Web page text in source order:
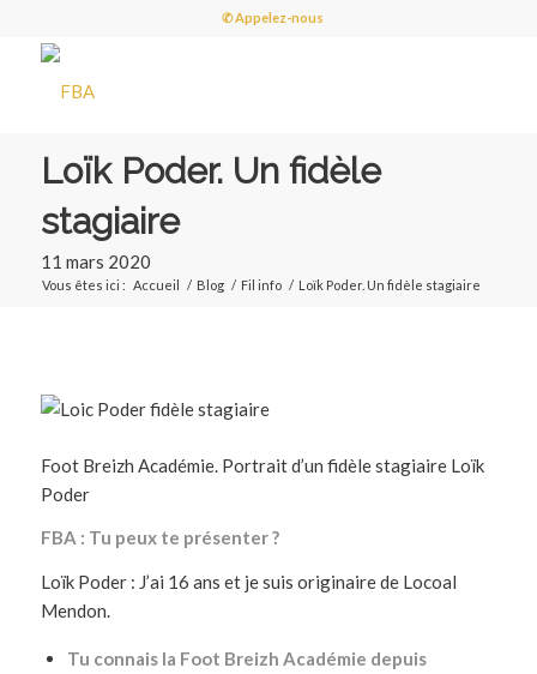
✆ Appelez-nous
Loïk Poder. Un fidèle
stagiaire
11 mars 2020
Vous êtes ici : Accueil / Blog / Fil info / Loïk Poder. Un fidèle stagiaire
Foot Breizh Académie. Portrait d’un fidèle stagiaire Loïk
Poder
FBA : Tu peux te présenter ?
Loïk Poder : J’ai 16 ans et je suis originaire de Locoal
Mendon.
Tu connais la Foot Breizh Académie depuis